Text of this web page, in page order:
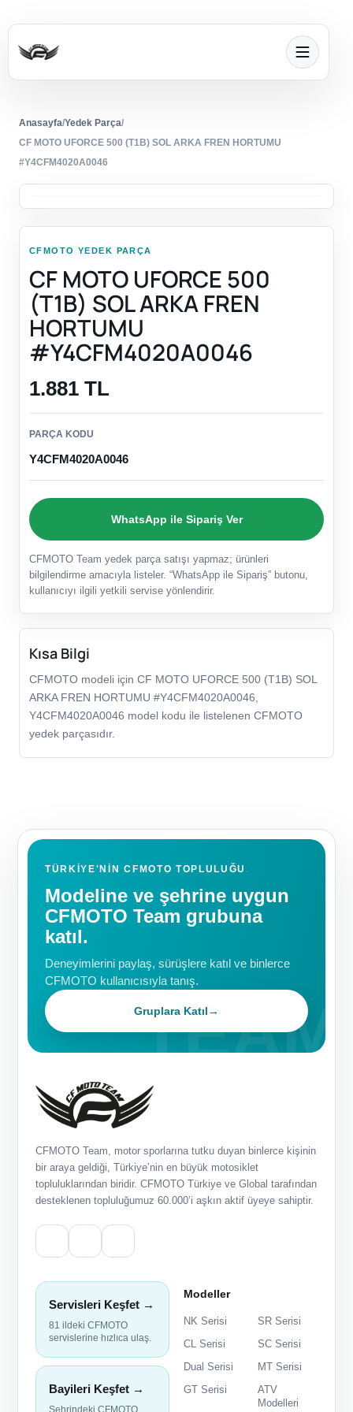
Anasayfa/Yedek Parça/
CF MOTO UFORCE 500 (T1B) SOL ARKA FREN HORTUMU
#Y4CFM4020A0046
CFMOTO YEDEK PARÇA
CF MOTO UFORCE 500
(T1B) SOL ARKA FREN
HORTUMU
#Y4CFM4020A0046
1.881 TL
PARÇA KODU
Y4CFM4020A0046
WhatsApp ile Sipariş Ver
CFMOTO Team yedek parça satışı yapmaz; ürünleri
bilgilendirme amacıyla listeler. “WhatsApp ile Sipariş” butonu,
kullanıcıyı ilgili yetkili servise yönlendirir.
Kısa Bilgi
CFMOTO modeli için CF MOTO UFORCE 500 (T1B) SOL
ARKA FREN HORTUMU #Y4CFM4020A0046,
Y4CFM4020A0046 model kodu ile listelenen CFMOTO
yedek parçasıdır.
TÜRKIYE'NIN CFMOTO TOPLULUĞU
Modeline ve şehrine uygun
CFMOTO Team grubuna
katıl.
Deneyimlerini paylaş, sürüşlere katıl ve binlerce
CFMOTO kullanıcısıyla tanış.
Gruplara Katıl→
CFMOTO Team, motor sporlarına tutku duyan binlerce kişinin
bir araya geldiği, Türkiye’nin en büyük motosiklet
topluluklarından biridir. CFMOTO Türkiye ve Global tarafından
desteklenen topluluğumuz 60.000’i aşkın aktif üyeye sahiptir.
Servisleri Keşfet →
81 ildeki CFMOTO
servislerine hızlıca ulaş.
Bayileri Keşfet →
Modeller
NK Serisi
SR Serisi
CL Serisi
SC Serisi
Dual Serisi
MT Serisi
GT Serisi
ATV
Modelleri